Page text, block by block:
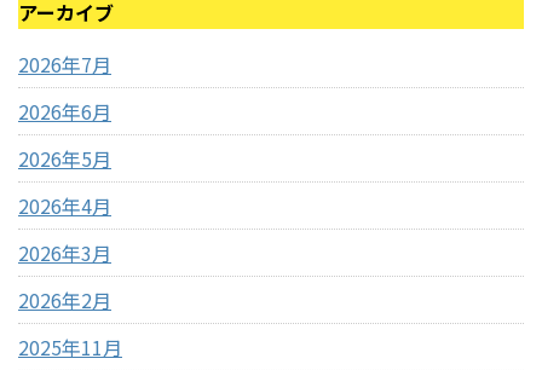
アーカイブ
2026年7月
2026年6月
2026年5月
2026年4月
2026年3月
2026年2月
2025年11月